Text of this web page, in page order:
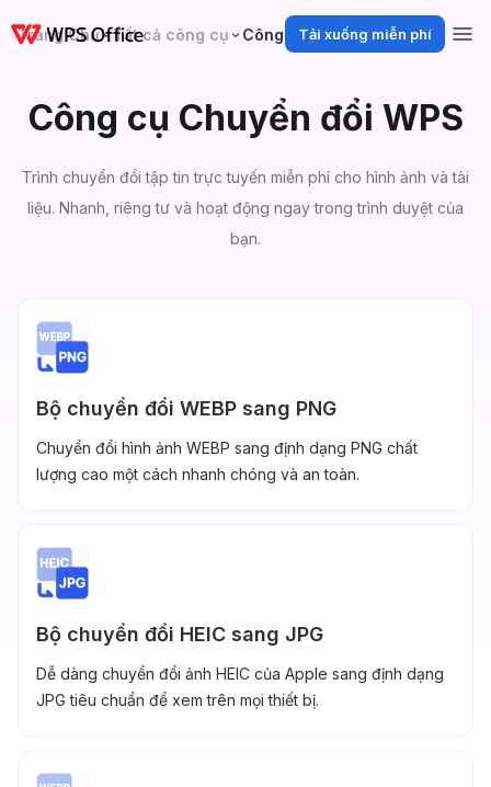
Tải xuống miễn phí
Trang Chủ Tất cả công cụ Công cụ Chuyển đổi
Công cụ Chuyển đổi WPS
Trình chuyển đổi tập tin trực tuyến miễn phí cho hình ảnh và tài
liệu. Nhanh, riêng tư và hoạt động ngay trong trình duyệt của
bạn.
Bộ chuyển đổi WEBP sang PNG
Chuyển đổi hình ảnh WEBP sang định dạng PNG chất
lượng cao một cách nhanh chóng và an toàn.
Bộ chuyển đổi HEIC sang JPG
Dễ dàng chuyển đổi ảnh HEIC của Apple sang định dạng
JPG tiêu chuẩn để xem trên mọi thiết bị.